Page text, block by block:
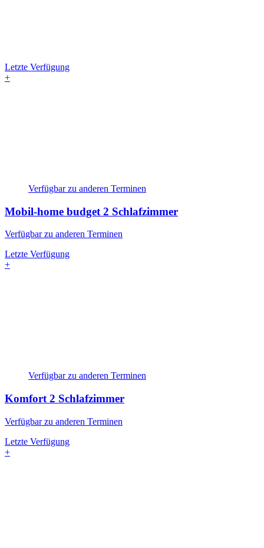
Letzte Verfügung
+
Verfügbar zu anderen Terminen
Mobil-home budget 2 Schlafzimmer
Verfügbar zu anderen Terminen
Letzte Verfügung
+
Verfügbar zu anderen Terminen
Komfort 2 Schlafzimmer
Verfügbar zu anderen Terminen
Letzte Verfügung
+